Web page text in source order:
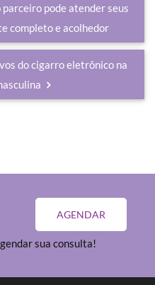
pode atender seus
completo e acolhedor
do cigarro eletrônico na
AGENDAR
sua consulta!